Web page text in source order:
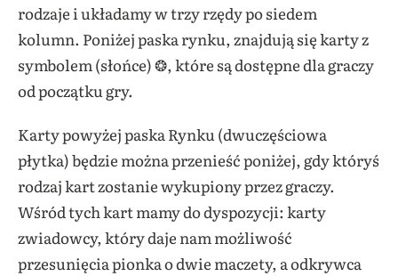
rodzaje i układamy w trzy rzędy po siedem
kolumn. Poniżej paska rynku, znajdują się karty z
symbolem (słońce) ❂, które są dostępne dla graczy
od początku gry.
Karty powyżej paska Rynku (dwuczęściowa
płytka) będzie można przenieść poniżej, gdy któryś
rodzaj kart zostanie wykupiony przez graczy.
Wśród tych kart mamy do dyspozycji: karty
zwiadowcy, który daje nam możliwość
przesunięcia pionka o dwie maczety, a odkrywca